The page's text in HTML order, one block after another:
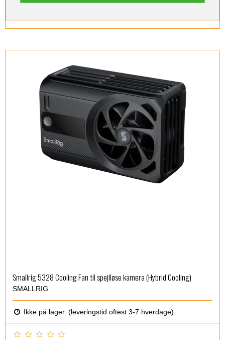
Smallrig 5328 Cooling Fan til spejlløse kamera (Hybrid Cooling)
SMALLRIG
Ikke på lager. (leveringstid oftest 3-7 hverdage)